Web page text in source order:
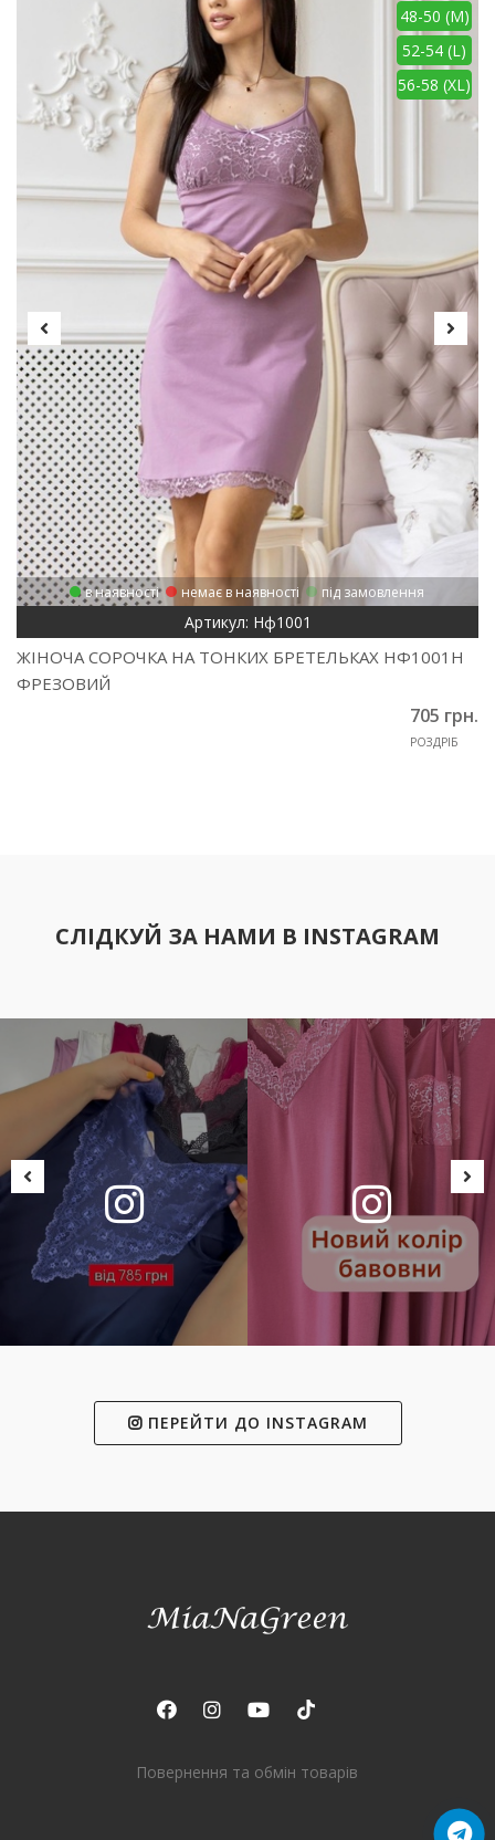
48-50 (M)
52-54 (L)
56-58 (XL)
в наявності немає в наявності під замовлення
Артикул: Нф1001
ЖІНОЧА СОРОЧКА НА ТОНКИХ БРЕТЕЛЬКАХ НФ1001Н
ФРЕЗОВИЙ
705 грн.
РОЗДРІБ
СЛІДКУЙ ЗА НАМИ В INSTAGRAM
ПЕРЕЙТИ ДО INSTAGRAM
Повернення та обмін товарів